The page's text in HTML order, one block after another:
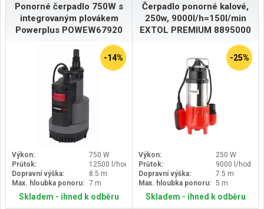
Ponorné čerpadlo 750W s
integrovaným plovákem
Powerplus POWEW67920
-14%
Výkon:
750 W
Průtok:
12500 l/hod
Dopravní výška:
8.5 m
Max. hloubka ponoru: 7 m
Skladem - ihned k odběru
Čerpadlo ponorné kalové,
250w, 9000l/h=150l/min
EXTOL PREMIUM 8895000
-25%
Výkon:
250 W
Průtok:
9000 l/hod
Dopravní výška:
7.5 m
Max. hloubka ponoru: 5 m
Skladem - ihned k odběru